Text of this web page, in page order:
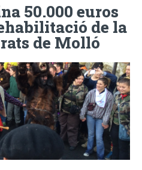
50.000 euros
de la
de Molló